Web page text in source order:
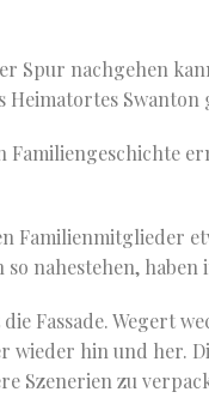
Spur nachgehen
Swanton
Familiengeschichte
Familienmitglieder
nahestehen,
Fassade. Wegert
hin und her.
Szenerien zu